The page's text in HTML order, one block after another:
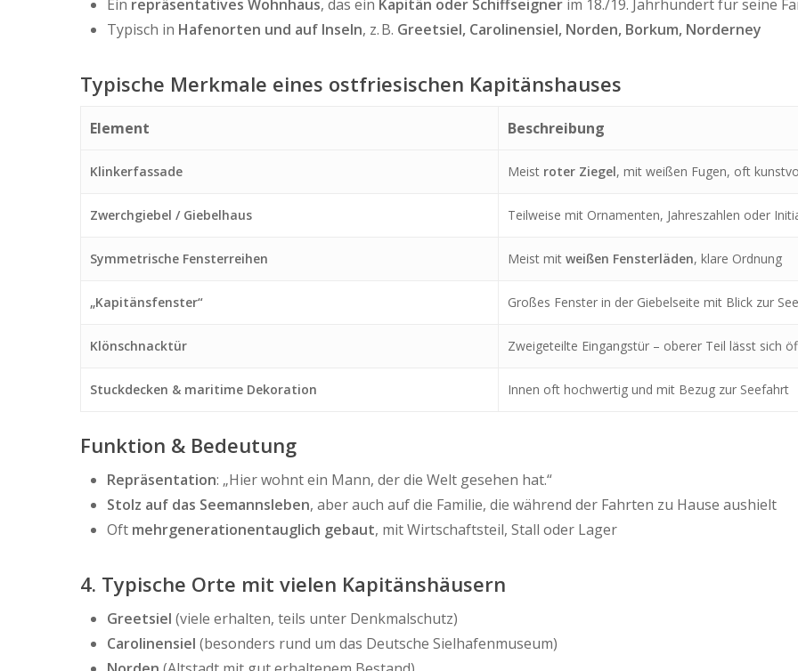
Ein repräsentatives Wohnhaus, das ein Kapitän oder Schiffseigner im 18./19. Jahrhundert für seine
Typisch in Hafenorten und auf Inseln, z. B. Greetsiel, Carolinensiel, Norden, Borkum, Norderney
Typische Merkmale eines ostfriesischen Kapitänshauses
Element Beschreibung
Klinkerfassade Meist roter Ziegel, mit weißen Fugen, oft
Zwerchgiebel / Giebelhaus Teilweise mit Ornamenten, Jahreszahlen oder
Symmetrische Fensterreihen Meist mit weißen Fensterläden, klare Ordnung
„Kapitänsfenster“ Großes Fenster in der Giebelseite mit Blick zur
Klönschnacktür Zweigeteilte Eingangstür – oberer Teil lässt sich
Stuckdecken & maritime Dekoration Innen oft hochwertig und mit Bezug zur Seefahrt
Funktion & Bedeutung
Repräsentation: „Hier wohnt ein Mann, der die Welt gesehen hat.“
Stolz auf das Seemannsleben, aber auch auf die Familie, die während der Fahrten zu Hause aushielt
Oft mehrgenerationentauglich gebaut, mit Wirtschaftsteil, Stall oder Lager
4. Typische Orte mit vielen Kapitänshäusern
Greetsiel (viele erhalten, teils unter Denkmalschutz)
Carolinensiel (besonders rund um das Deutsche Sielhafenmuseum)